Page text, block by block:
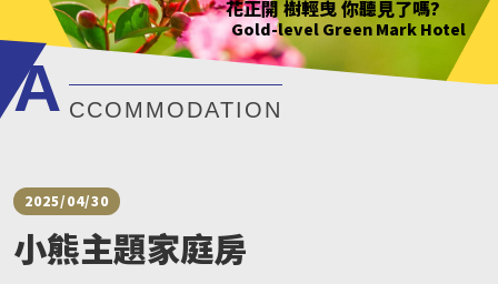
花正開 樹輕曳 你聽見了嗎?
Gold-level Green Mark Hotel
只要席地而坐 小確幸不用等待
Gold-level Green Mark Hotel
綠意萌動迎朝曦
Gold-level Green Mark Hotel
花正開 樹輕曳 你聽見了嗎?
Gold-level Green Mark Hotel
A CCOMMODATION
2025/04/30
小熊主題家庭房